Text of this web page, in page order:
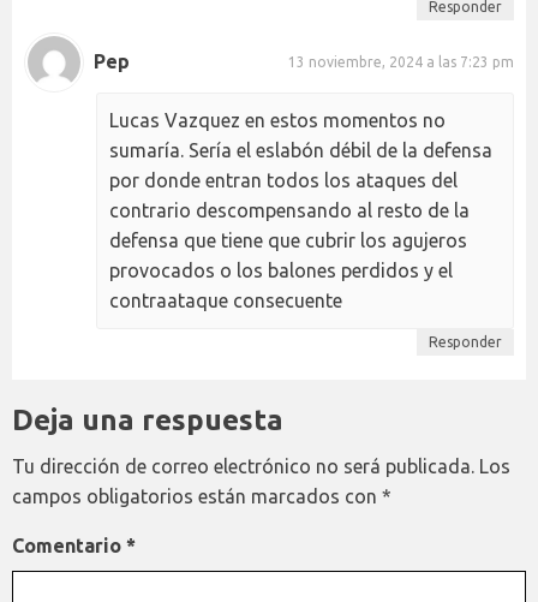
Responder
Pep 13 noviembre, 2024 a las 7:23 pm
Lucas Vazquez en estos momentos no
sumaría. Sería el eslabón débil de la defensa
por donde entran todos los ataques del
contrario descompensando al resto de la
defensa que tiene que cubrir los agujeros
provocados o los balones perdidos y el
contraataque consecuente
Responder
Deja una respuesta
Tu dirección de correo electrónico no será publicada. Los
campos obligatorios están marcados con *
Comentario *